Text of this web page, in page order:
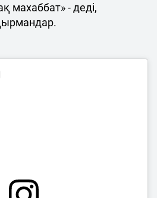
махаббат» - деді,